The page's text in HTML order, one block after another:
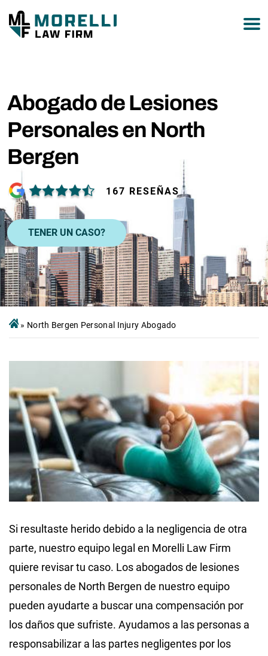
Abogado de Lesiones
Personales en North
Bergen
167 RESEÑAS
TENER UN CASO?
» North Bergen Personal Injury Abogado
Si resultaste herido debido a la negligencia de otra
parte, nuestro equipo legal en Morelli Law Firm
quiere revisar tu caso. Los abogados de lesiones
personales de North Bergen de nuestro equipo
pueden ayudarte a buscar una compensación por
los daños que sufriste. Ayudamos a las personas a
responsabilizar a las partes negligentes por los